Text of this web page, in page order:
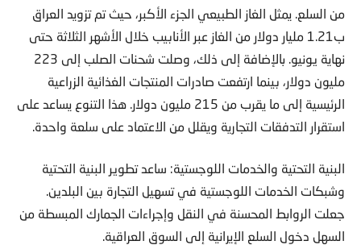
من السلع. يمثل الغاز الطبيعي الجزء الأكبر، حيث تم تزويد العراق
ب1.21 مليار دولار من الغاز عبر الأنابيب خلال الأشهر الثلاثة حتى
نهاية يونيو. بالإضافة إلى ذلك، وصلت شحنات الصلب إلى 223
مليون دولار، بينما ارتفعت صادرات المنتجات الغذائية الزراعية
الرئيسية إلى ما يقرب من 215 مليون دولار. هذا التنوع يساعد على
استقرار التدفقات التجارية ويقلل من الاعتماد على سلعة واحدة.
البنية التحتية والخدمات اللوجستية: ساعد تطوير البنية التحتية
وشبكات الخدمات اللوجستية في تسهيل التجارة بين البلدين.
جعلت الروابط المحسنة في النقل وإجراءات الجمارك المبسطة من
السهل دخول السلع الإيرانية إلى السوق العراقية.